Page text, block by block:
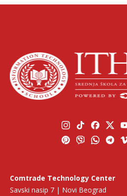
Comtrade Technology Center
Savski nasip 7 | Novi Beograd